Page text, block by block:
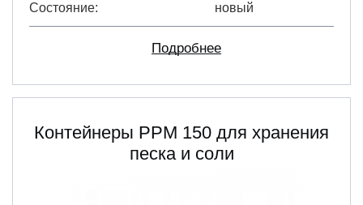
Состояние новый
Подробнее
Контейнеры PPM 150 для хранения
песка и соли